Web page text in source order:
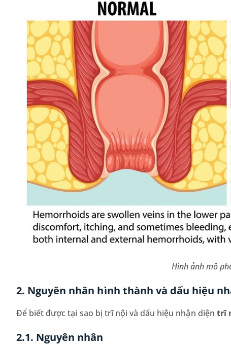
Hình ảnh mô
2. Nguyên nhân hình thành và dấu hiệu
Để biết được tại sao bị trĩ nội và dấu hiệu nhận diện trĩ
2.1. Nguyên nhân